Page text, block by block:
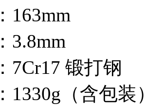
163mm
3.8mm
7Cr17 锻打钢
1330g（含包